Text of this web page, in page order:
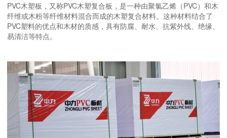
PVC木塑板，又称PVC木塑复合板，是一种由聚氯乙烯（PVC）和木
纤维或木粉等纤维材料混合而成的木塑复合材料。这种材料结合了
PVC塑料的优点和木材的质感，具有防腐、耐水、抗紫外线、绝缘、
易清洁等特点。